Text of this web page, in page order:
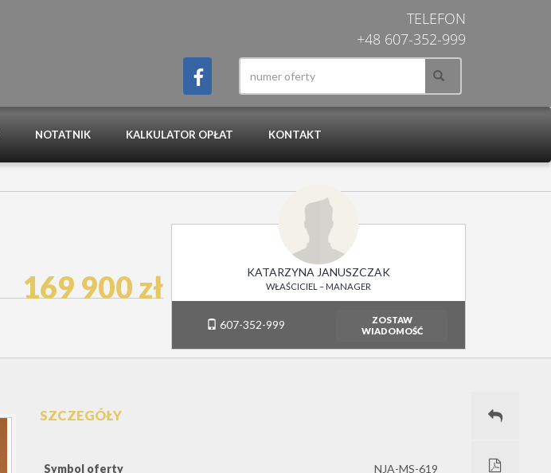
TELEFON
+48 607-352-999
NOTATNIK KALKULATOR OPŁAT KONTAKT
169 900 zł KATARZYNA JANUSZCZAK
WŁAŚCICIEL – MANAGER
607-352-999
ZOSTAW
WIADOMOŚĆ
SZCZEGÓŁY
Symbol oferty NJA-MS-619